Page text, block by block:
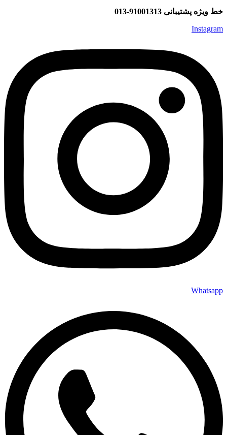
خط ویژه پشتیبانی 91001313-013
Instagram
Whatsapp